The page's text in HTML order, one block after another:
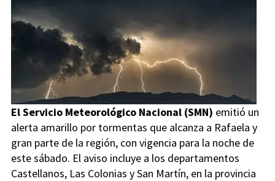
El Servicio Meteorológico Nacional (SMN) emitió un
alerta amarillo por tormentas que alcanza a Rafaela y
gran parte de la región, con vigencia para la noche de
este sábado. El aviso incluye a los departamentos
Castellanos, Las Colonias y San Martín, en la provincia